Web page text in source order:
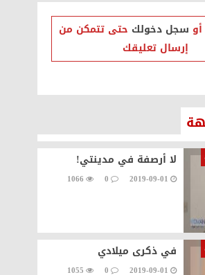
أو سجل دخولك حتى تتمكن من
إرسال تعليقك
لا أرصفة في مدينتي!
2019-09-01
0
1066
في ذكرى ميلادي
2019-09-01
0
1055